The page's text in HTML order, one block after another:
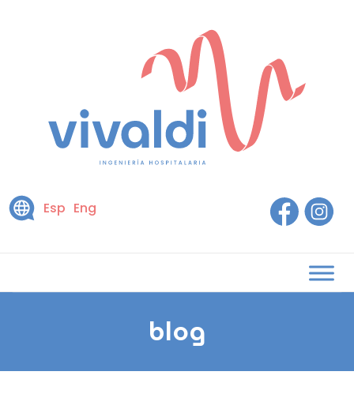
Esp Eng
blog